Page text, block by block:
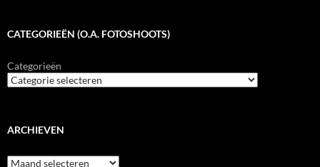
CATEGORIEËN (O.A. FOTOSHOOTS)
Categorieën
ARCHIEVEN
Archieven